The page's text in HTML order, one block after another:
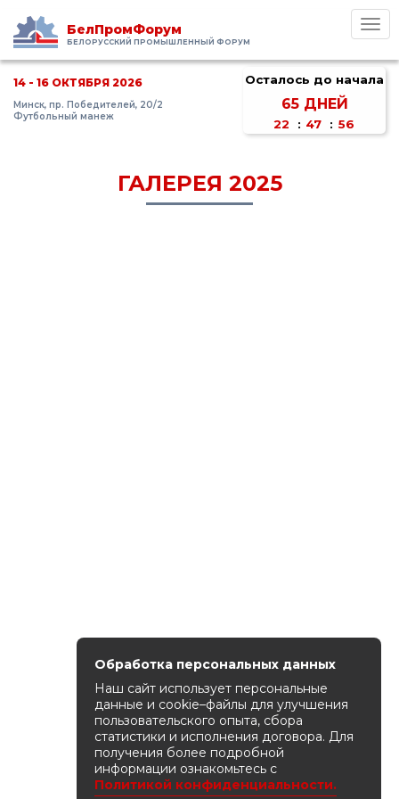
БелПромФорум
БЕЛОРУССКИЙ ПРОМЫШЛЕННЫЙ ФОРУМ
14 - 16 ОКТЯБРЯ 2026
Минск, пр. Победителей, 20/2
Футбольный манеж
Осталось до начала
65 ДНЕЙ
22 : 47 : 56
ГАЛЕРЕЯ 2025
Обработка персональных данных
Наш сайт использует персональные
данные и cookie–файлы для улучшения
пользовательского опыта, сбора
статистики и исполнения договора. Для
получения более подробной
информации ознакомьтесь с
Политикой конфиденциальности.